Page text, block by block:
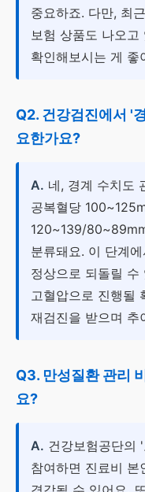
중요하죠. 다만, 최
보험 상품도 나오고
확인해보시는 게 좋
Q2. 건강검진에서 '
요한가요?
A. 네, 경계 수치도
공복혈당
120~139/
분류돼요. 이 단계
정상으로 되돌릴 수
고혈압으로 진행될
재검진을 받으며 추
Q3. 만성질환 관리
요?
A. 건강보험공단의
참여하면 진료비